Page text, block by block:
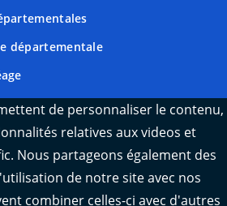
départementale
trafic
info trafic
de personnaliser le contenu,
relatives aux videos et
Nous partageons également des
de notre site avec nos
combiner celles-ci avec d'autres